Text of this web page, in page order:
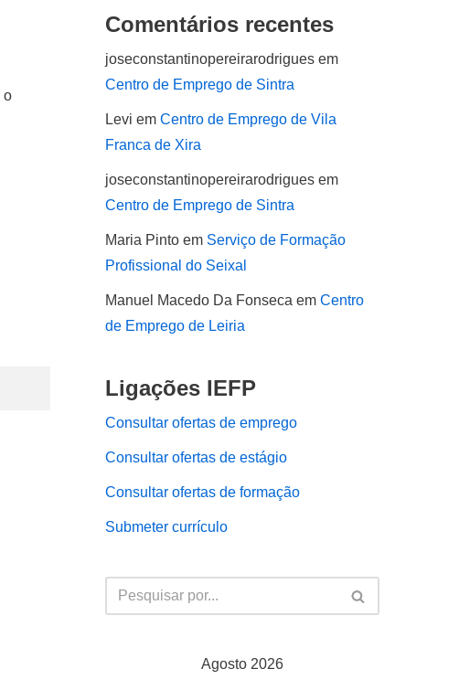
o
Comentários recentes
joseconstantinopereirarodrigues em
Centro de Emprego de Sintra
Levi em Centro de Emprego de Vila
Franca de Xira
joseconstantinopereirarodrigues em
Centro de Emprego de Sintra
Maria Pinto em Serviço de Formação
Profissional do Seixal
Manuel Macedo Da Fonseca em Centro
de Emprego de Leiria
Ligações IEFP
Consultar ofertas de emprego
Consultar ofertas de estágio
Consultar ofertas de formação
Submeter currículo
Agosto 2026